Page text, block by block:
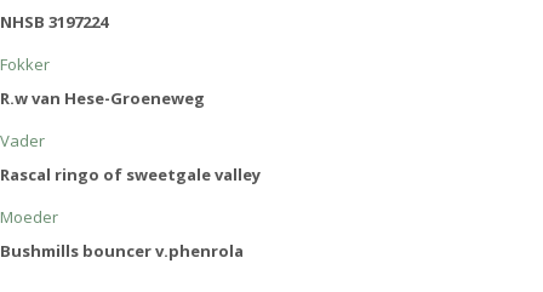
NHSB 3197224
Fokker
R.w van Hese-Groeneweg
Vader
Rascal ringo of sweetgale valley
Moeder
Bushmills bouncer v.phenrola